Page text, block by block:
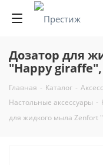
Дозатор для
"Happy
Главная - Каталог -
Настольные аксессуары -
для жидкого мыла Zenfort